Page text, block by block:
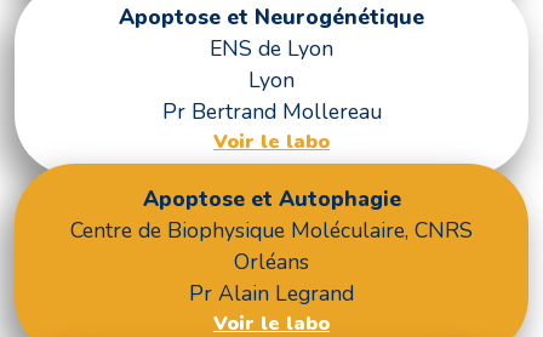
Apoptose et Neurogénétique
ENS de Lyon
Lyon
Pr Bertrand Mollereau
Voir le labo
Apoptose et Autophagie
Centre de Biophysique Moléculaire, CNRS
Orléans
Pr Alain Legrand
Voir le labo